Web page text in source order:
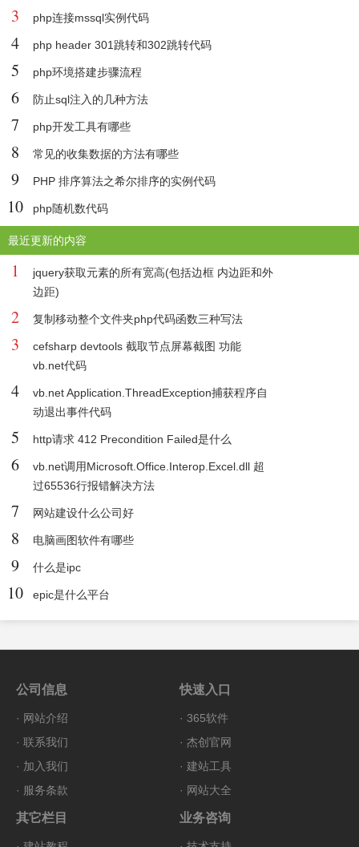
3 php连接mssql实例代码
4 php header 301跳转和302跳转代码
5 php环境搭建步骤流程
6 防止sql注入的几种方法
7 php开发工具有哪些
8 常见的收集数据的方法有哪些
9 PHP 排序算法之希尔排序的实例代码
10 php随机数代码
最近更新的内容
1
jquery获取元素的所有宽高(包括边框 内边距和外
边距)
2 复制移动整个文件夹php代码函数三种写法
3
cefsharp devtools 截取节点屏幕截图 功能
vb.net代码
4
vb.net Application.ThreadException捕获程序自
动退出事件代码
5 http请求 412 Precondition Failed是什么
6
vb.net调用Microsoft.Office.Interop.Excel.dll 超
过65536行报错解决方法
7 网站建设什么公司好
8 电脑画图软件有哪些
9 什么是ipc
10 epic是什么平台
公司信息
· 网站介绍
· 联系我们
· 加入我们
· 服务条款
快速入口
· 365软件
· 杰创官网
· 建站工具
· 网站大全
其它栏目 业务咨询